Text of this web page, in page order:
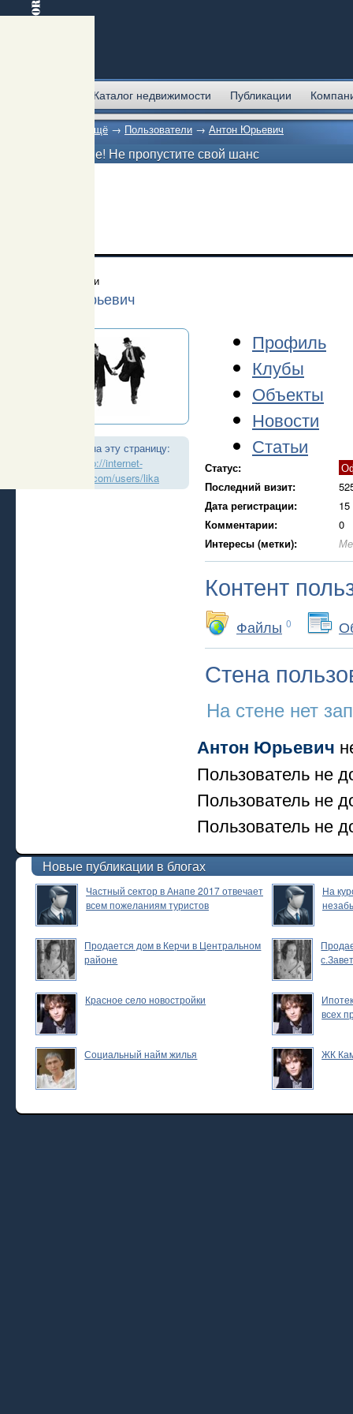
Каталог недвижимости Публикации
Ещё → Пользователи → Антон Юрьевич
Внимание! Не пропустите свой шанс
Пользователи
Антон Юрьевич
Ссылка на эту страницу:
http://internet-
realtor.com/users/lika
Профиль
Клубы
Объекты
Новости
Статьи
Статус:
Последний визит:
Дата регистрации:
Комментарии:
0
Интересы (метки):
Контент
Файлы 0
Стена
На стене нет
Антон Юрьевич
Пользователь не
Пользователь не
Пользователь не
Новые публикации в блогах
Частный сектор в Анапе 2017 отвечает
всем пожеланиям туристов
На
Продается дом в Керчи в Центральном
районе
Красное село новостройки
всех
Социальный найм жилья ЖК